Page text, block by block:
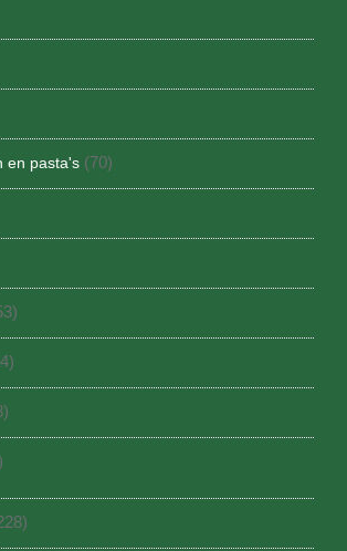
en pasta's (70)